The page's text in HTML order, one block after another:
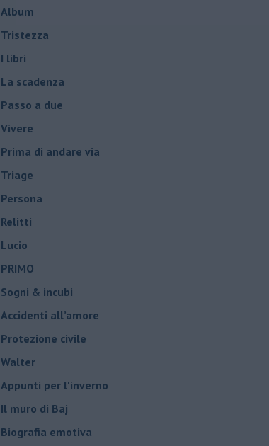
Album
Tristezza
I libri
La scadenza
Passo a due
Vivere
Prima di andare via
Triage
Persona
Relitti
Lucio
PRIMO
Sogni & incubi
Accidenti all’amore
Protezione civile
Walter
Appunti per l'inverno
Il muro di Baj
Biografia emotiva